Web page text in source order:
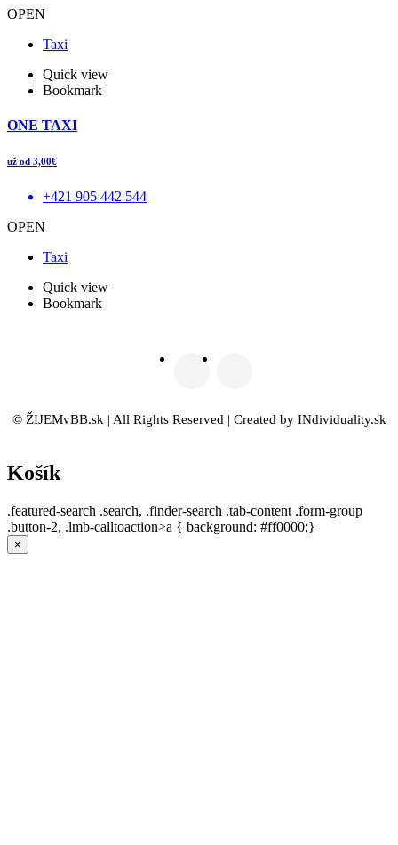
OPEN
Taxi
Quick view
Bookmark
ONE TAXI
už od 3,00€
+421 905 442 544
OPEN
Taxi
Quick view
Bookmark
© ŽIJEMvBB.sk | All Rights Reserved | Created by INdividuality.sk
Košík
.featured-search .search, .finder-search .tab-content .form-group
.button-2, .lmb-calltoaction>a { background: #ff0000;}
×